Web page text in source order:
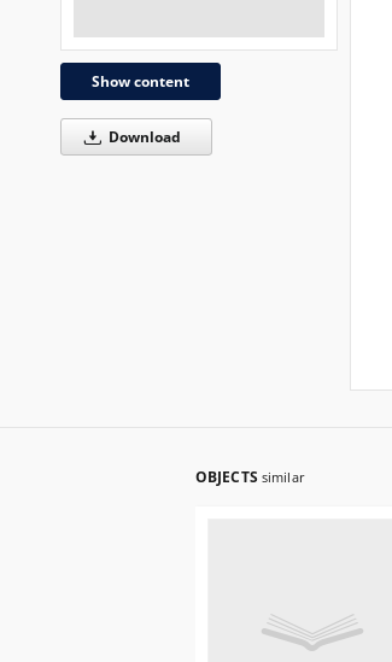
Show content
Download
OBJECTS similar